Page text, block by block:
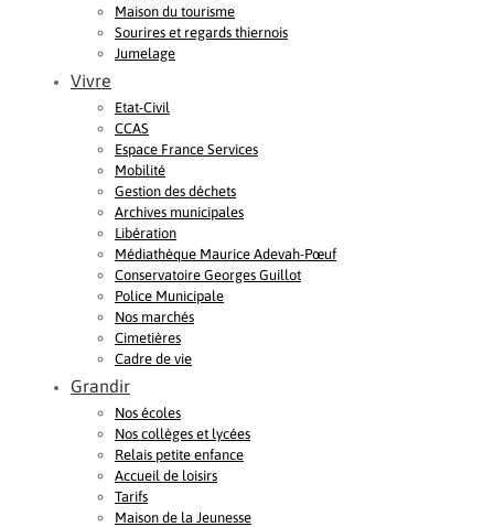
Maison du tourisme
Sourires et regards thiernois
Jumelage
Vivre
Etat-Civil
CCAS
Espace France Services
Mobilité
Gestion des déchets
Archives municipales
Libération
Médiathèque Maurice Adevah-Pœuf
Conservatoire Georges Guillot
Police Municipale
Nos marchés
Cimetières
Cadre de vie
Grandir
Nos écoles
Nos collèges et lycées
Relais petite enfance
Accueil de loisirs
Tarifs
Maison de la Jeunesse